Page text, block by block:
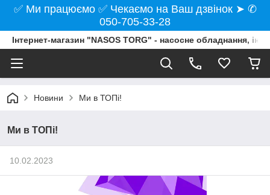
✅ Ми працюємо ✅ Чекаємо на Ваш дзвінок ➤ ✆
050-705-33-28
Інтернет-магазин "NASOS TORG" - насосне обладнання,
Новини Ми в ТОПі!
Ми в ТОПі!
10.02.2023